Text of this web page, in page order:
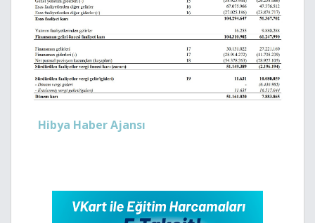
Hibya Haber Ajansı